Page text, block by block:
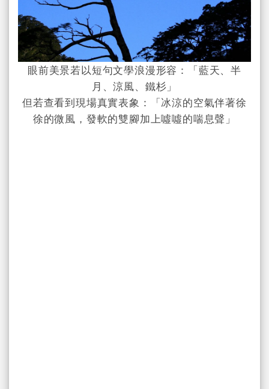
眼前美景若以短句文學浪漫形容：「藍天、半
月、涼風、鐵杉」
但若查看到現場真實表象：「冰涼的空氣伴著徐
徐的微風，發軟的雙腳加上噓噓的喘息聲」